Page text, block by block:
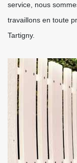
service, nous
travaillons en toute
Tartigny.